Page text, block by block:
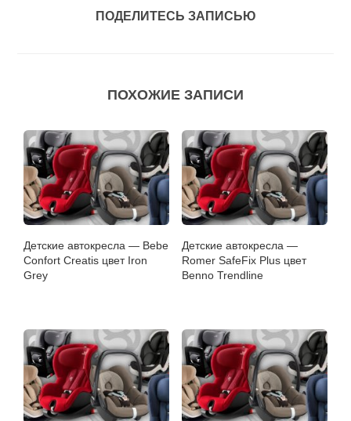
ПОДЕЛИТЕСЬ ЗАПИСЬЮ
ПОХОЖИЕ ЗАПИСИ
Детские автокресла — Bebe
Confort Creatis цвет Iron
Grey
Детские автокресла —
Romer SafeFix Plus цвет
Benno Trendline